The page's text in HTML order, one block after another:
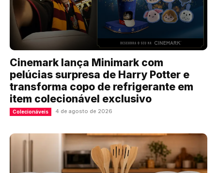
Cinemark lança Minimark com
pelúcias surpresa de Harry Potter e
transforma copo de refrigerante em
item colecionável exclusivo
Colecionáveis 4 de agosto de 2026